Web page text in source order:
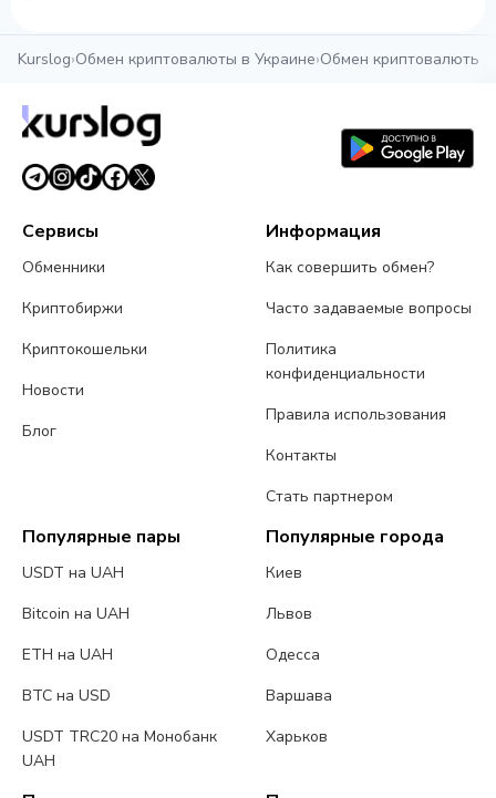
Kurslog›Обмен криптовалюты в Украине›Обмен криптовалюты
Сервисы
Обменники
Криптобиржи
Криптокошельки
Новости
Блог
Информация
Как совершить обмен?
Часто задаваемые вопросы
Политика
конфиденциальности
Правила использования
Контакты
Стать партнером
Популярные пары
USDT на UAH
Bitcoin на UAH
ETH на UAH
BTC на USD
USDT TRC20 на Монобанк
UAH
Популярные города
Киев
Львов
Одесса
Варшава
Харьков